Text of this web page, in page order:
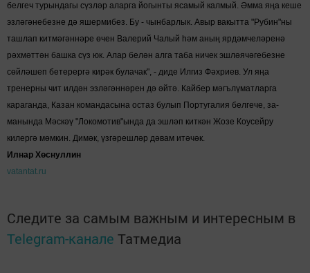
белгеч турындагы сүзләр аларга йогынты ясамый калмый. Әмма яңа кеше
эзләгәнебезне дә яшермибез. Бу - чынбарлык. Авыр вакытта "Рубин"ны
ташлап кит­мә­гәннәре өчен Валерий Чалый һәм аның ярдәмчеләренә
рәхмәттән башка сүз юк. Алар белән алга таба ничек эшләячә­гебезне
сөй­ләшеп бетерергә ки­рәк булачак", - диде Илгиз Фәх­риев. Ул яңа
тренерны чит илдән эзләгәннәрен дә әйтә. Кайбер мәгълүматларга
караганда, Казан командасына ос­таз булып Португалия белгече, за­
манында Мәскәү "Локо­мо­­­­тив"ында да эшләп кит­кән Жозе Коу­сейру
килергә мөм­кин. Ди­мәк, үзгәрешләр дәвам итәчәк.
Илнар Хөснуллин
vatantat.ru
Следите за самым важным и интересным в
Telegram-канале Татмедиа